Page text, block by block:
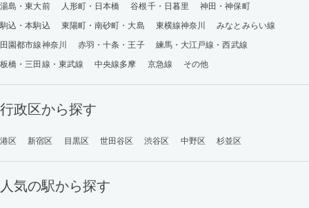
湯島・東大前
人形町・日本橋 谷根千・日暮里
神田・神保町
駒込・本駒込
東陽町・南砂町・大島 東横線神奈川
みなとみらい線
田園都市線神奈川
赤羽・十条・王子
練馬・大江戸線・西武線
板橋・三田線・東武線
中央線多摩 京急線 その他
行政区から探す
港区 新宿区 目黒区 世田谷区 渋谷区 中野区 杉並区
人気の駅から探す